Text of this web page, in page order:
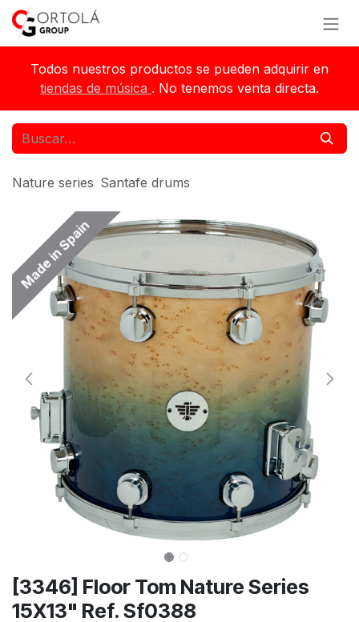
Ir al contenido
Todos nuestros productos se pueden adquirir en
tiendas de música . No tenemos venta directa.
Nature series Santafe drums
Made in Spain
[3346] Floor Tom Nature Series
15X13" Ref. Sf0388